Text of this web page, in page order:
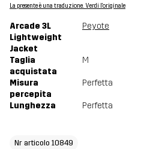
La presente è una traduzione. Verdi l'originale
Arcade 3L
Lightweight
Jacket
Peyote
Taglia
acquistata
M
Misura
percepita
Perfetta
Lunghezza Perfetta
Nr articolo 10849